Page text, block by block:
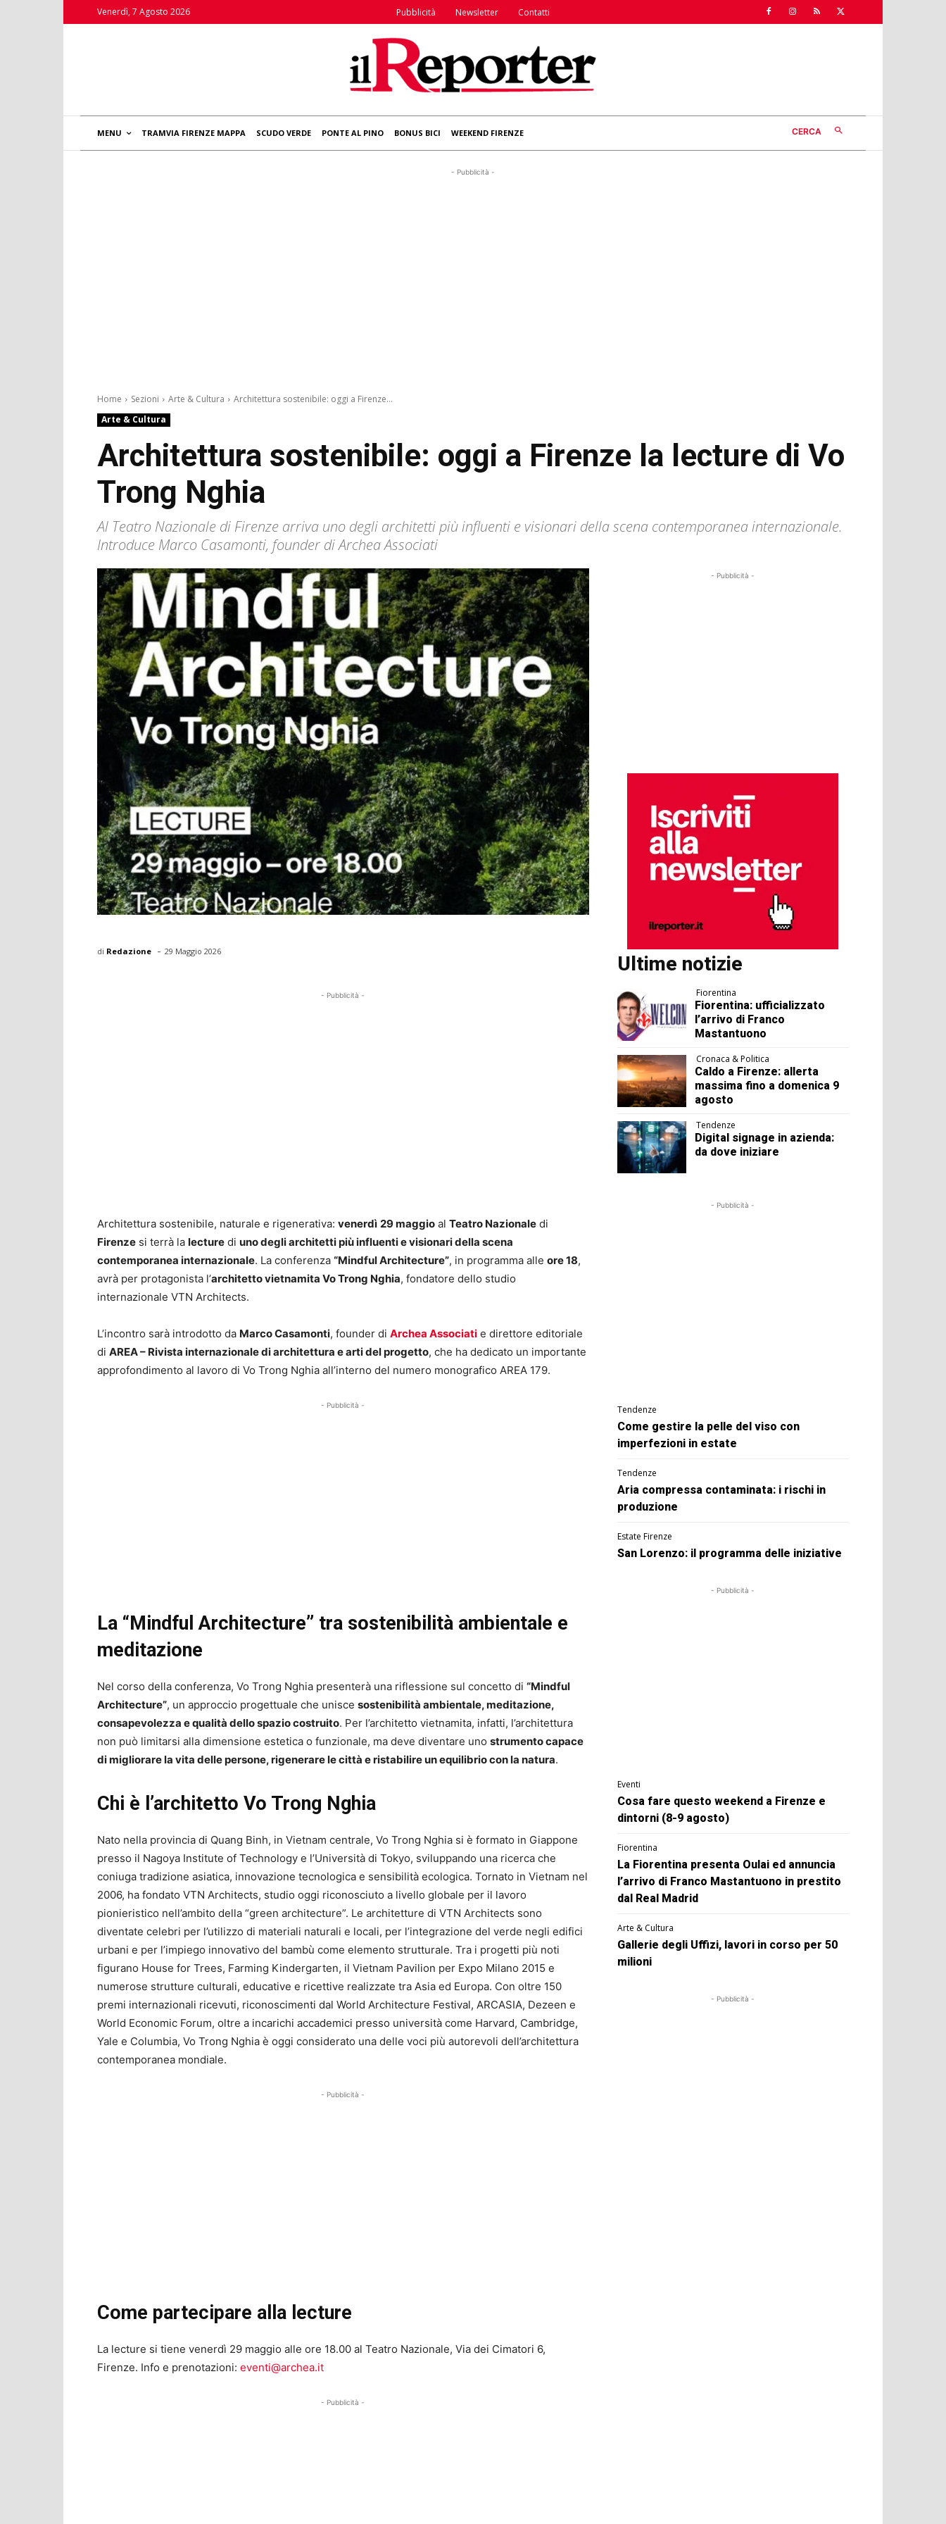
Venerdì, 7 Agosto 2026 Pubblicità Newsletter Contatti
MENU TRAMVIA FIRENZE MAPPA SCUDO VERDE PONTE AL PINO BONUS BICI WEEKEND FIRENZE CERCA
- Pubblicità -
Home Sezioni Arte & Cultura
Architettura sostenibile: oggi a Firenze...
Arte & Cultura
Architettura sostenibile: oggi a Firenze la lecture di Vo
Trong Nghia
Al Teatro Nazionale di Firenze arriva uno degli architetti più influenti e visionari della scena contemporanea internazionale.
Introduce Marco Casamonti, founder di Archea Associati
di Redazione - 29 Maggio 2026
- Pubblicità -
Architettura sostenibile, naturale e rigenerativa: venerdì 29 maggio al Teatro Nazionale di
Firenze si terrà la lecture di uno degli architetti più influenti e visionari della scena
contemporanea internazionale. La conferenza “Mindful Architecture”, in programma alle ore 18,
avrà per protagonista l’architetto vietnamita Vo Trong Nghia, fondatore dello studio
internazionale VTN Architects.
L’incontro sarà introdotto da Marco Casamonti, founder di Archea Associati e direttore editoriale
di AREA – Rivista internazionale di architettura e arti del progetto, che ha dedicato un importante
approfondimento al lavoro di Vo Trong Nghia all’interno del numero monografico AREA 179.
- Pubblicità -
La “Mindful Architecture” tra sostenibilità ambientale e
meditazione
Nel corso della conferenza, Vo Trong Nghia presenterà una riflessione sul concetto di “Mindful
Architecture”, un approccio progettuale che unisce sostenibilità ambientale, meditazione,
consapevolezza e qualità dello spazio costruito. Per l’architetto vietnamita, infatti, l’architettura
non può limitarsi alla dimensione estetica o funzionale, ma deve diventare uno strumento capace
di migliorare la vita delle persone, rigenerare le città e ristabilire un equilibrio con la natura.
Chi è l’architetto Vo Trong Nghia
Nato nella provincia di Quang Binh, in Vietnam centrale, Vo Trong Nghia si è formato in Giappone
presso il Nagoya Institute of Technology e l’Università di Tokyo, sviluppando una ricerca che
coniuga tradizione asiatica, innovazione tecnologica e sensibilità ecologica. Tornato in Vietnam nel
2006, ha fondato VTN Architects, studio oggi riconosciuto a livello globale per il lavoro
pionieristico nell’ambito della “green architecture”. Le architetture di VTN Architects sono
diventate celebri per l’utilizzo di materiali naturali e locali, per l’integrazione del verde negli edifici
urbani e per l’impiego innovativo del bambù come elemento strutturale. Tra i progetti più noti
figurano House for Trees, Farming Kindergarten, il Vietnam Pavilion per Expo Milano 2015 e
numerose strutture culturali, educative e ricettive realizzate tra Asia ed Europa. Con oltre 150
premi internazionali ricevuti, riconoscimenti dal World Architecture Festival, ARCASIA, Dezeen e
World Economic Forum, oltre a incarichi accademici presso università come Harvard, Cambridge,
Yale e Columbia, Vo Trong Nghia è oggi considerato una delle voci più autorevoli dell’architettura
contemporanea mondiale.
- Pubblicità -
Come partecipare alla lecture
La lecture si tiene venerdì 29 maggio alle ore 18.00 al Teatro Nazionale, Via dei Cimatori 6,
Firenze. Info e prenotazioni: eventi@archea.it
- Pubblicità -
- Pubblicità -
Ultime notizie
Fiorentina
Fiorentina: ufficializzato
l’arrivo di Franco
Mastantuono
Cronaca & Politica
Caldo a Firenze: allerta
massima fino a domenica 9
agosto
Tendenze
Digital signage in azienda:
da dove iniziare
- Pubblicità -
Tendenze
Come gestire la pelle del viso con
imperfezioni in estate
Tendenze
Aria compressa contaminata: i rischi in
produzione
Estate Firenze
San Lorenzo: il programma delle iniziative
- Pubblicità -
Eventi
Cosa fare questo weekend a Firenze e
dintorni (8-9 agosto)
Fiorentina
La Fiorentina presenta Oulai ed annuncia
l’arrivo di Franco Mastantuono in prestito
dal Real Madrid
Arte & Cultura
Gallerie degli Uffizi, lavori in corso per 50
milioni
- Pubblicità -